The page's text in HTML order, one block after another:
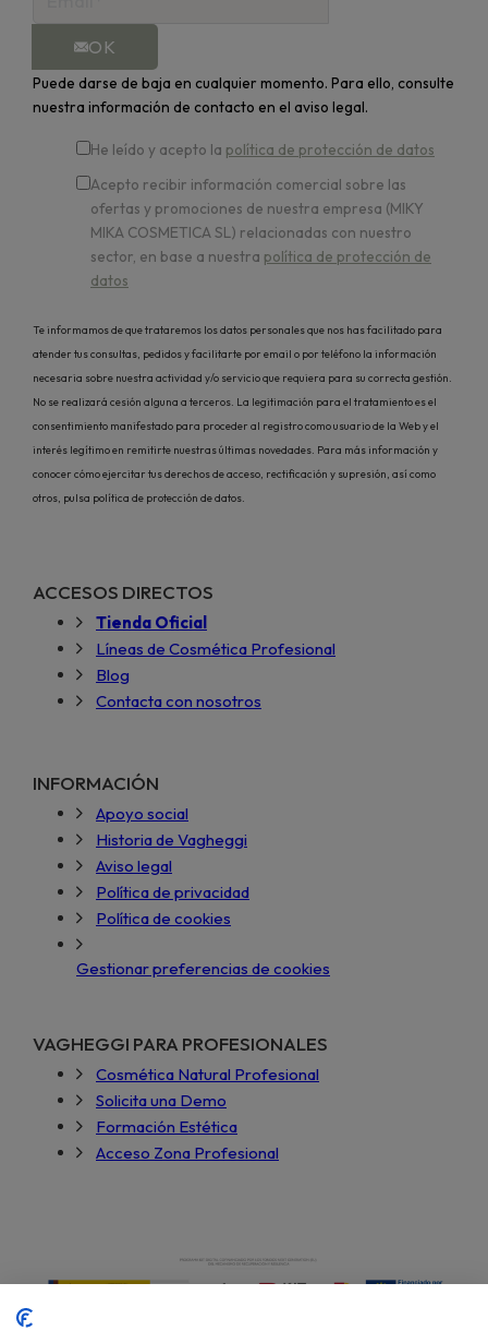
OK
Puede darse de baja en cualquier momento. Para ello, consulte
nuestra información de contacto en el aviso legal.
He leído y acepto la política de protección de datos
Acepto recibir información comercial sobre las
ofertas y promociones de nuestra empresa (MIKY
MIKA COSMETICA SL) relacionadas con nuestro
sector, en base a nuestra política de protección de
datos
Te informamos de que trataremos los datos personales que nos has facilitado para
atender tus consultas, pedidos y facilitarte por email o por teléfono la información
necesaria sobre nuestra actividad y/o servicio que requiera para su correcta gestión.
No se realizará cesión alguna a terceros. La legitimación para el tratamiento es el
consentimiento manifestado para proceder al registro como usuario de la Web y el
interés legítimo en remitirte nuestras últimas novedades. Para más información y
conocer cómo ejercitar tus derechos de acceso, rectificación y supresión, así como
otros, pulsa política de protección de datos.
ACCESOS DIRECTOS
Tienda Oficial
Líneas de Cosmética Profesional
Blog
Contacta con nosotros
INFORMACIÓN
Apoyo social
Historia de Vagheggi
Aviso legal
Política de privacidad
Política de cookies
Gestionar preferencias de cookies
VAGHEGGI PARA PROFESIONALES
Cosmética Natural Profesional
Solicita una Demo
Formación Estética
Acceso Zona Profesional